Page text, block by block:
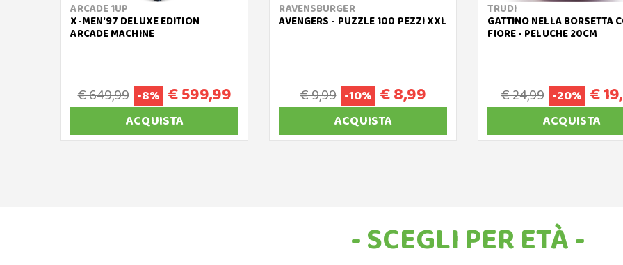
ARCADE 1UP
X-MEN'97 DELUXE EDITION
ARCADE MACHINE
€ 649,99 -8% € 599,99
ACQUISTA
RAVENSBURGER
AVENGERS - PUZZLE 100 PEZZI XXL
€ 9,99 -10% € 8,99
ACQUISTA
TRUDI
GATTINO NELLA BORSETTA
FIORE - PELUCHE 20CM
€ 24,99 -20% €
ACQUISTA
- SCEGLI PER ETÀ -